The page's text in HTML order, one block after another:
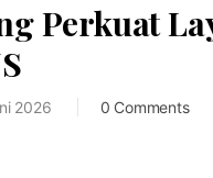
Perkuat
2026 0 Comments